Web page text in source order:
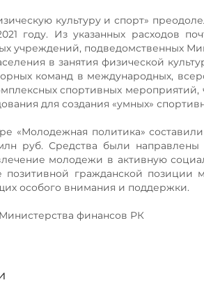
культуру и спорт»
году. Из указанных расходов
учреждений, подведомственных
в занятия физической
команд в международных,
спортивных
для создания «умных»
«Молодежная политика»
руб. Средства были
молодежи в активную
гражданской позиции
особого внимания и поддержки.
финансов РК